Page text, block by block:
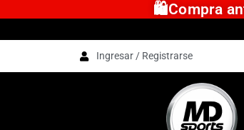
🛍️Compra
Ingresar / Registrarse